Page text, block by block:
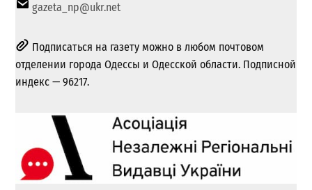
gazeta_np@ukr.net
Подписаться на газету можно в любом почтовом
отделении города Одессы и Одесской области. Подписной
индекс — 96217.